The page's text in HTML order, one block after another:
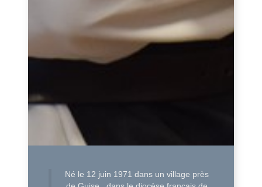
Né le 12 juin 1971 dans un village près